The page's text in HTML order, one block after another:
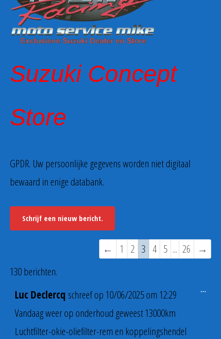
Suzuki Concept
Store
GPDR. Uw persoonlijke gegevens worden niet digitaal
bewaard in enige databank.
Navigatie
gastenboek-
lijst
← 1 2 3 4 5 ... 26
→
130 berichten.
Luc Declercq schreef op 10/06/2025om 12:29
Vandaag weer op onderhoud geweest 13000km
Luchtfilter-okie-oliefilter-rem en koppelingshendel
...